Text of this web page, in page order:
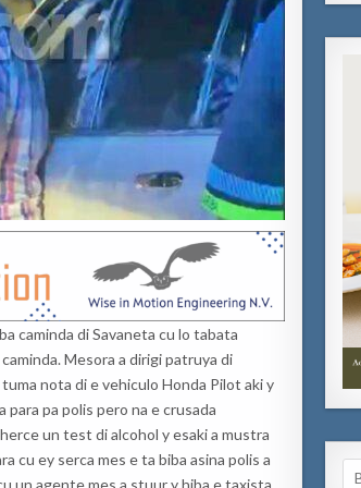
caminda di Savaneta cu lo tabata
Mesora a dirigi patruya di
nota di e vehiculo Honda Pilot aki y
para pa polis pero na e crusada
un test di alcohol y esaki a mustra
cu ey serca mes e ta biba asina polis a
un agente mes a stuur y hiba e taxista